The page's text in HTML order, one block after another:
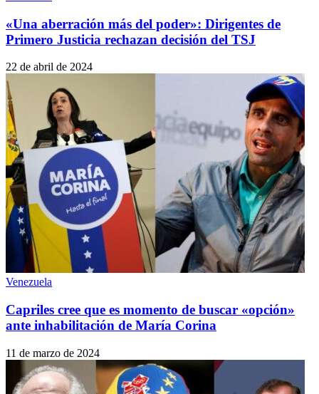
«Una aberración más del poder»: Dirigentes de
Primero Justicia rechazan decisión del TSJ
22 de abril de 2024
Venezuela
Capriles cree que es momento de buscar «opción»
ante inhabilitación de María Corina
11 de marzo de 2024